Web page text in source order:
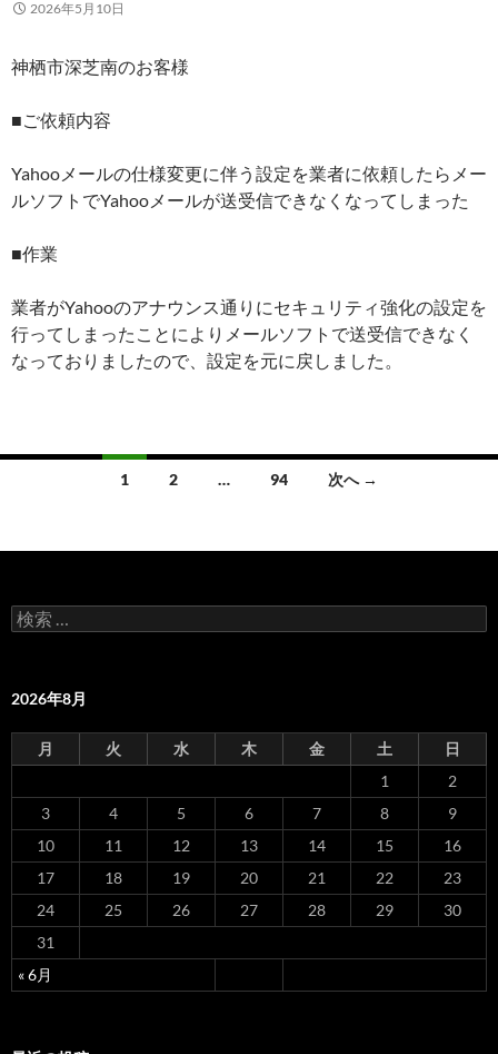
2026年5月10日
神栖市深芝南のお客様
■ご依頼内容
Yahooメールの仕様変更に伴う設定を業者に依頼したらメー
ルソフトでYahooメールが送受信できなくなってしまった
■作業
業者がYahooのアナウンス通りにセキュリティ強化の設定を
行ってしまったことによりメールソフトで送受信できなく
なっておりましたので、設定を元に戻しました。
稿
ナ
ビ
ー
ョ
ン
1 2 … 94 次へ →
検
索
2026年8月
月 火 水 木 金 土 日
« 6月
1
2
3
4 5 6 7 8
9
10
11 12 13 14 15
16
17
18 19 20 21 22
23
24
25 26 27 28 29
30
31